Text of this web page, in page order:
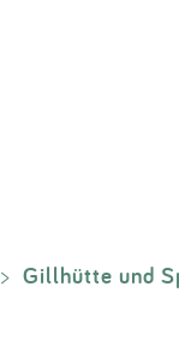
> Gillhütte und